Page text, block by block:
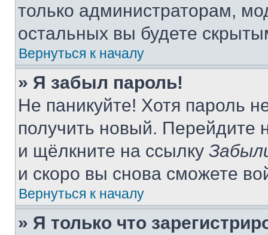
только администраторам,
остальных вы будете
Вернуться к началу
» Я забыл пароль!
Не паникуйте! Хотя пароль
получить новый. Перейдите
и щёлкните на ссылку
и скоро вы снова сможете
Вернуться к началу
» Я только что